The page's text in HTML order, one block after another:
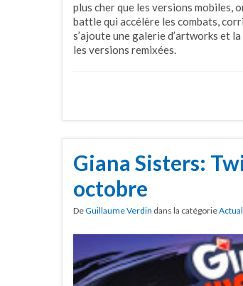
plus cher que les versions mobiles,
battle qui accélère les combats,
s’ajoute une galerie d’artworks et
les versions remixées.
Giana Sisters:
octobre
DeGuillaume Verdin dans la catégorie